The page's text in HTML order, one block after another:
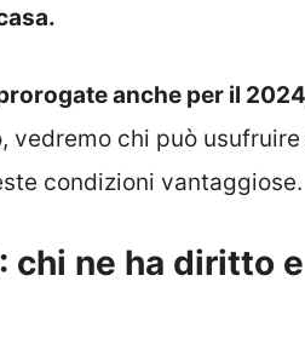
anche per il
vedremo chi può
condizioni vantaggiose.
ne ha diritto